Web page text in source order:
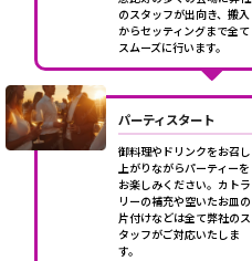
のスタッフが出向き、搬入
からセッティングまで全て
スムーズに行います。
パーティスタート
御料理やドリンクをお召し
上がりながらパーティーを
お楽しみください。カトラ
リーの補充や空いたお皿の
片付けなどは全て弊社のス
タッフがご対応いたしま
す。